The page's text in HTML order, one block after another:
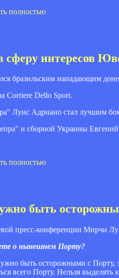
полностью
интересов
бразильским нападающим
Corriere Dello Sport.
Луис Адриано стал лучшим
и сборной Украины Евгений
полностью
быть
пресс-конференции Мирчи
о нынешнем Порту?
быть осторожными с Порту,
всего Порту. Нельзя